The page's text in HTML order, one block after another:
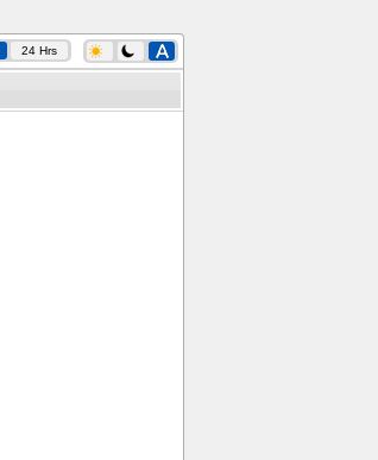
24 Hrs